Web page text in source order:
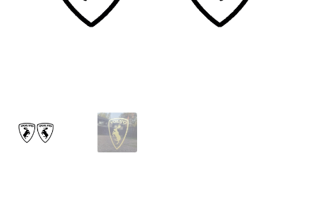
Teollisuus & Kiinteistö